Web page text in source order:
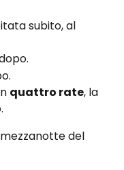
subito, al
quattro rate, la
del